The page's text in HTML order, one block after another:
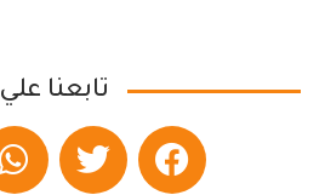
تابعنا علي